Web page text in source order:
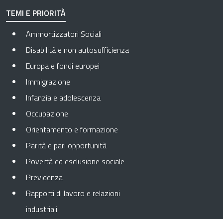
TEMI E PRIORITÀ
Ammortizzatori Sociali
Disabilità e non autosufficienza
Europa e fondi europei
Immigrazione
Infanzia e adolescenza
Occupazione
Orientamento e formazione
Parità e pari opportunità
Povertà ed esclusione sociale
Previdenza
Rapporti di lavoro e relazioni
industriali